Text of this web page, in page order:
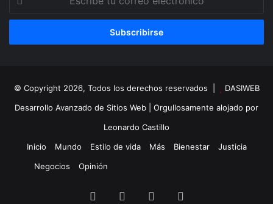
correo
© Copyright 2026, Todos los derechos reservados |
DASIWEB
Desarrollo Avanzado de Sitios Web | Orgullosamente alojado por
Leonardo Castillo
Inicio
Mundo Estilo de vida Más Bienestar
Justicia
Negocios
Opinión
Facebook YouTube